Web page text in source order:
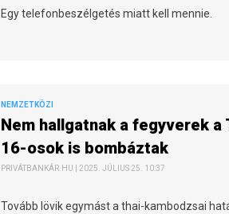
Egy telefonbeszélgetés miatt kell mennie.
NEMZETKÖZI
Nem hallgatnak a fegyverek a
16-osok is bombáztak
PRIVÁTBANKÁR.HU | 2025. JÚLIUS 25. 10:37
Tovább lövik egymást a thai-kambodzsai